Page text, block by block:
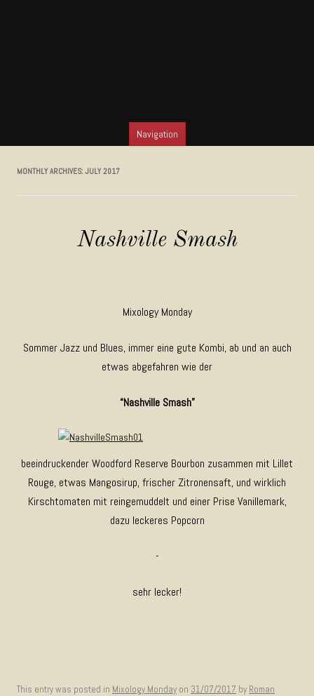
Navigation
MONTHLY ARCHIVES: JULY 2017
Nashville Smash
Mixology Monday
Sommer Jazz und Blues, immer eine gute Kombi, ab und an auch
etwas abgefahren wie der
“Nashville Smash”
beeindruckender Woodford Reserve Bourbon zusammen mit Lillet
Rouge, etwas Mangosirup, frischer Zitronensaft, und wirklich
Kirschtomaten mit reingemuddelt und einer Prise Vanillemark,
dazu leckeres Popcorn
-
sehr lecker!
This entry was posted in Mixology Monday on 31/07/2017 by Roman